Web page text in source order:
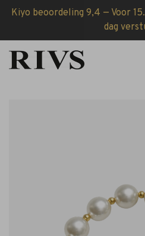
Kiyo beoordeling 9,4 — Voor
dag